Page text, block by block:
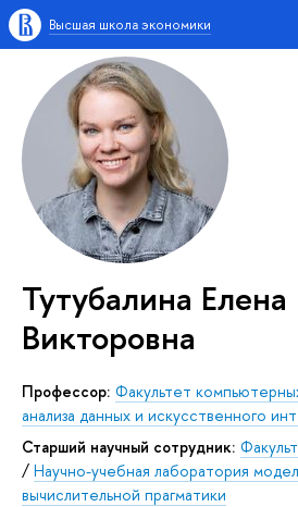
Высшая школа экономики
Тутубалина Елена
Викторовна
Профессор: Факультет
анализа данных и искусственного
Старший научный сотрудник:
/ Научно-учебная лаборатория
вычислительной прагматики